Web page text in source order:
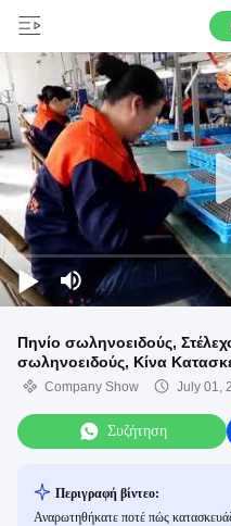
Πηνίο σωληνοειδούς,
σωληνοειδούς, Κίνα
Company Show July 01,
Συζήτηση
Περιγραφή βίντεο:
Αναρωτηθήκατε ποτέ πώς